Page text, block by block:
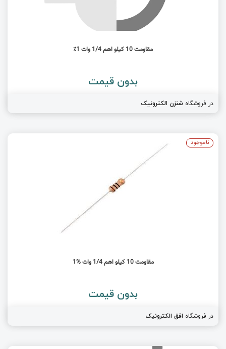
مقاومت 10 کیلو اهم 1/4 وات 1٪
بدون قیمت
در فروشگاه شنزن الکترونیک
مقاومت 10 کیلو اهم 1/4 وات %1
بدون قیمت
در فروشگاه افق الکترونیک
ناموجود